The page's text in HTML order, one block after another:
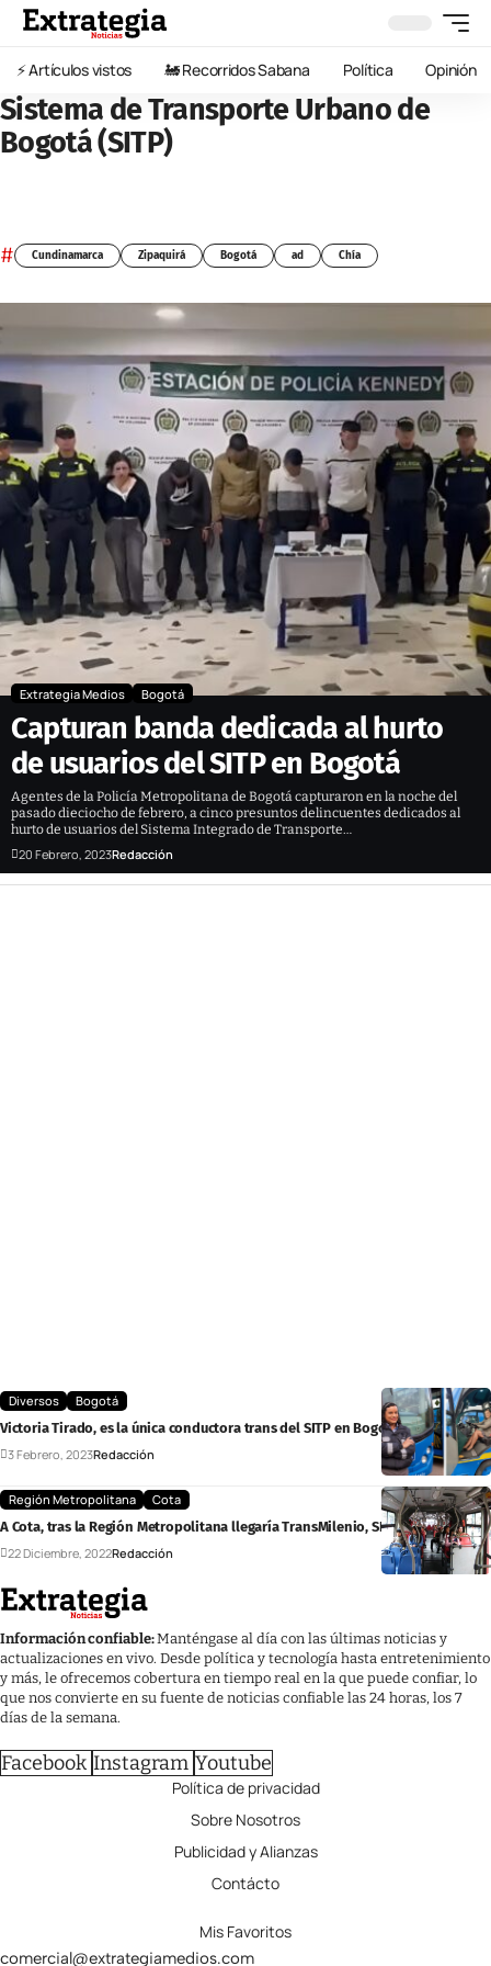
⚡️ Artículos vistos 🚂 Recorridos Sabana Política Opinión
Sistema de Transporte Urbano de
Bogotá (SITP)
# Cundinamarca Zipaquirá Bogotá ad Chía
Extrategia Medios Bogotá
Capturan banda dedicada al hurto
de usuarios del SITP en Bogotá
Agentes de la Policía Metropolitana de Bogotá capturaron en la noche del
pasado dieciocho de febrero, a cinco presuntos delincuentes dedicados al
hurto de usuarios del Sistema Integrado de Transporte…
20 Febrero, 2023Redacción
Diversos
Bogotá
Victoria Tirado, es la única conductora trans del SITP en Bogotá
3 Febrero, 2023Redacción
Región Metropolitana
Cota
A Cota, tras la Región Metropolitana llegaría TransMilenio, SITP o La Rolita
22 Diciembre, 2022Redacción
Información confiable:Manténgase al día con las últimas noticias y
actualizaciones en vivo. Desde política y tecnología hasta entretenimiento
y más, le ofrecemos cobertura en tiempo real en la que puede confiar, lo
que nos convierte en su fuente de noticias confiable las 24 horas, los 7
días de la semana.
Facebook Instagram Youtube
Política de privacidad
Sobre Nosotros
Publicidad y Alianzas
Contácto
Mis Favoritos
comercial@extrategiamedios.com